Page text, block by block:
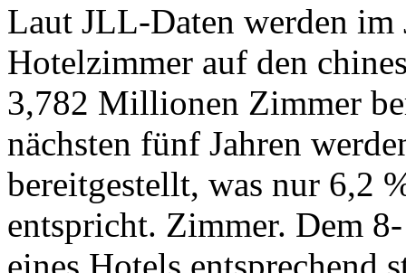
Laut JLL-Daten werden im
Hotelzimmer auf den
3,782 Millionen Zimmer
nächsten fünf Jahren
bereitgestellt, was nur 6,2
entspricht. Zimmer. Dem
eines Hotels entsprechend